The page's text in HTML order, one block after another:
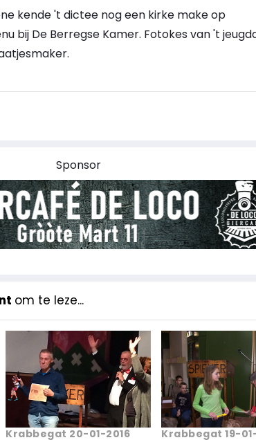
kende 't dictee nog een kirke make op
bij De Berregse Kamer. Fotokes van 't
Sponsor
om te leze...
Krabbegat 20-01-2016 Krabbegat 19-